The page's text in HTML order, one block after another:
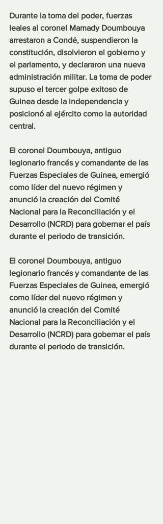
Durante la toma del poder, fuerzas
leales al coronel Mamady Doumbouya
arrestaron a Condé, suspendieron la
constitución, disolvieron el gobierno y
el parlamento, y declararon una nueva
administración militar. La toma de poder
supuso el tercer golpe exitoso de
Guinea desde la independencia y
posicionó al ejército como la autoridad
central.
El coronel Doumbouya, antiguo
legionario francés y comandante de las
Fuerzas Especiales de Guinea, emergió
como líder del nuevo régimen y
anunció la creación del Comité
Nacional para la Reconciliación y el
Desarrollo (NCRD) para gobernar el país
durante el periodo de transición.
El coronel Doumbouya, antiguo
legionario francés y comandante de las
Fuerzas Especiales de Guinea, emergió
como líder del nuevo régimen y
anunció la creación del Comité
Nacional para la Reconciliación y el
Desarrollo (NCRD) para gobernar el país
durante el periodo de transición.